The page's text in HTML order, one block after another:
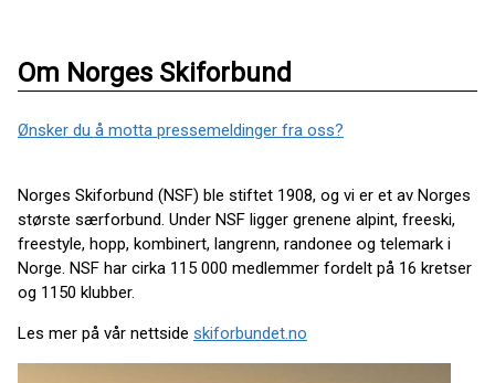
Om Norges Skiforbund
Ønsker du å motta pressemeldinger fra oss?
Norges Skiforbund (NSF) ble stiftet 1908, og vi er et av Norges
største særforbund. Under NSF ligger grenene alpint, freeski,
freestyle, hopp, kombinert, langrenn, randonee og telemark i
Norge. NSF har cirka 115 000 medlemmer fordelt på 16 kretser
og 1150 klubber.
Les mer på vår nettside skiforbundet.no